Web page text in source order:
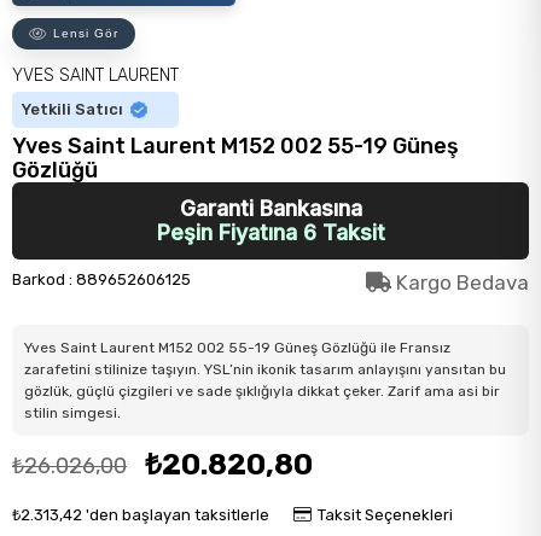
Lensi Gör
YVES SAINT LAURENT
Yetkili Satıcı
Yves Saint Laurent M152 002 55-19 Güneş
Gözlüğü
Garanti Bankasına
Peşin Fiyatına 6 Taksit
Barkod : 889652606125 Kargo Bedava
Yves Saint Laurent M152 002 55-19 Güneş Gözlüğü ile Fransız
zarafetini stilinize taşıyın. YSL’nin ikonik tasarım anlayışını yansıtan bu
gözlük, güçlü çizgileri ve sade şıklığıyla dikkat çeker. Zarif ama asi bir
stilin simgesi.
₺26.026,00 ₺20.820,80
₺2.313,42 'den başlayan taksitlerle Taksit Seçenekleri